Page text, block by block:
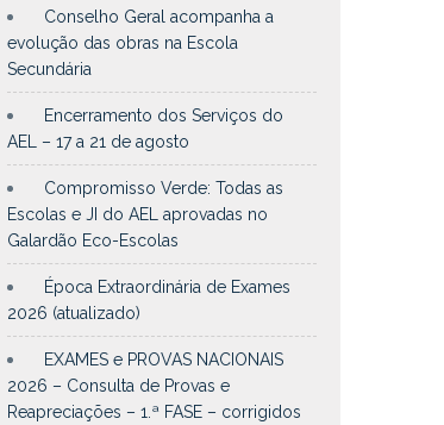
Conselho Geral acompanha a
evolução das obras na Escola
Secundária
Encerramento dos Serviços do
AEL – 17 a 21 de agosto
Compromisso Verde: Todas as
Escolas e JI do AEL aprovadas no
Galardão Eco-Escolas
Época Extraordinária de Exames
2026 (atualizado)
EXAMES e PROVAS NACIONAIS
2026 – Consulta de Provas e
Reapreciações – 1.ª FASE – corrigidos